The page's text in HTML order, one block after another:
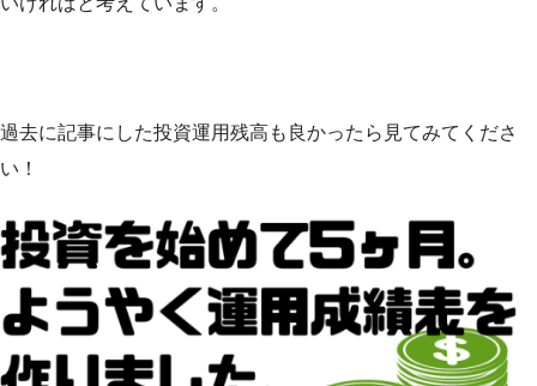
過去に記事にした投資運用残高も良かったら見てみてくださ
い！